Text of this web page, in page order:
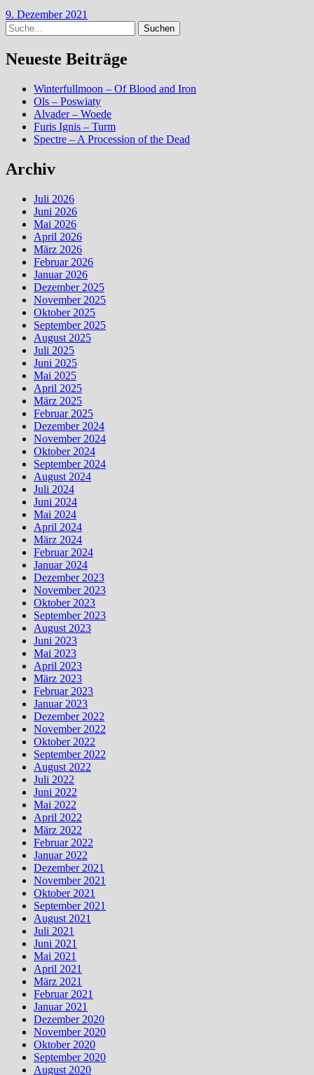
9. Dezember 2021
Suche
Neueste Beiträge
Winterfullmoon – Of Blood and Iron
Ols – Poswiaty
Alvader – Woede
Furis Ignis – Turm
Spectre – A Procession of the Dead
Archiv
Juli 2026
Juni 2026
Mai 2026
April 2026
März 2026
Februar 2026
Januar 2026
Dezember 2025
November 2025
Oktober 2025
September 2025
August 2025
Juli 2025
Juni 2025
Mai 2025
April 2025
März 2025
Februar 2025
Dezember 2024
November 2024
Oktober 2024
September 2024
August 2024
Juli 2024
Juni 2024
Mai 2024
April 2024
März 2024
Februar 2024
Januar 2024
Dezember 2023
November 2023
Oktober 2023
September 2023
August 2023
Juni 2023
Mai 2023
April 2023
März 2023
Februar 2023
Januar 2023
Dezember 2022
November 2022
Oktober 2022
September 2022
August 2022
Juli 2022
Juni 2022
Mai 2022
April 2022
März 2022
Februar 2022
Januar 2022
Dezember 2021
November 2021
Oktober 2021
September 2021
August 2021
Juli 2021
Juni 2021
Mai 2021
April 2021
März 2021
Februar 2021
Januar 2021
Dezember 2020
November 2020
Oktober 2020
September 2020
August 2020